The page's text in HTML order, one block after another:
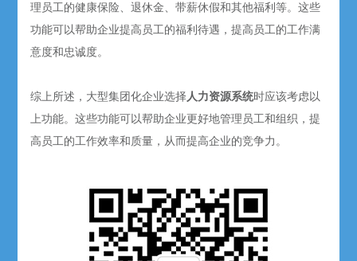
理员工的健康保险、退休金、带薪休假和其他福利等。这些
功能可以帮助企业提高员工的福利待遇，提高员工的工作满
意度和忠诚度。
综上所述，大型集团化企业选择人力资源系统时应该考虑以
上功能。这些功能可以帮助企业更好地管理员工和组织，提
高员工的工作效率和质量，从而提高企业的竞争力。